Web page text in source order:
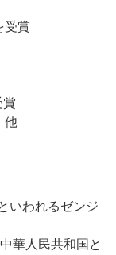
受賞
他
いわれるゼンジ
華人民共和国と